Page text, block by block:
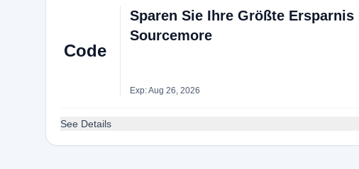
Code
Sparen Sie Ihre Größte
Sourcemore
Exp: Aug 26, 2026
See Details